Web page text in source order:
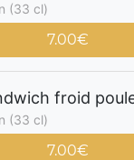
(33 cl)
7.00€
froid
(33 cl)
7.00€